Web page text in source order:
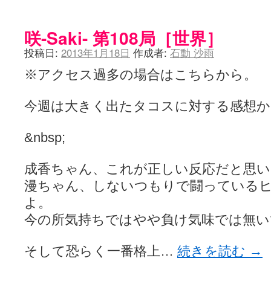
咲-Saki- 第108局［世界］
投稿日: 2013年1月18日 作成者: 石動 沙雨
※アクセス過多の場合はこちらから。
今週は大きく出たタコスに対する感想
&nbsp;
成香ちゃん、これが正しい反応だと思
漫ちゃん、しないつもりで闘っている
よ。
今の所気持ちではやや負け気味では無
そして恐らく一番格上… 続きを読む →